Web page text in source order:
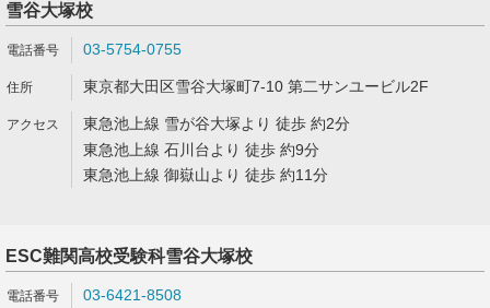
雪谷大塚校
03-5754-0755
東京都大田区雪谷大塚町7-10 第二サンユービル2F
東急池上線 雪が谷大塚より 徒歩 約2分
東急池上線 石川台より 徒歩 約9分
東急池上線 御嶽山より 徒歩 約11分
ESC難関高校受験科雪谷大塚校
03-6421-8508